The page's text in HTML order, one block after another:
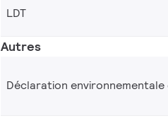
LDT
Autres
Déclaration